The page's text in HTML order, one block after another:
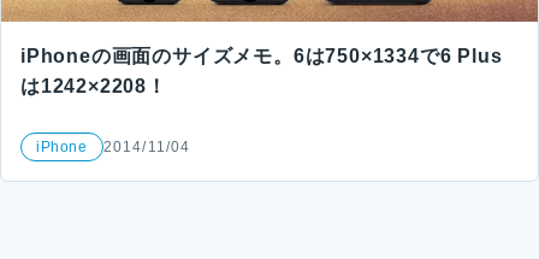
iPhoneの画面のサイズメモ。6は750×1334で6 Plus
は1242×2208！
iPhone 2014/11/04